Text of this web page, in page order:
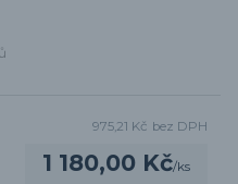
1 180,00 Kč/ks
975,21 Kč bez DPH